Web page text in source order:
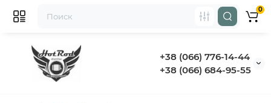
+38 (066) 776-14-44
‭+38 (066) 684-95-55‬
0